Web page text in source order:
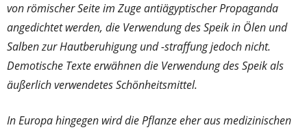
von römischer Seite im Zuge antiägyptischer Propaganda
angedichtet werden, die Verwendung des Speik in Ölen und
Salben zur Hautberuhigung und -straffung jedoch nicht.
Demotische Texte erwähnen die Verwendung des Speik als
äußerlich verwendetes Schönheitsmittel.
In Europa hingegen wird die Pflanze eher aus medizinischen